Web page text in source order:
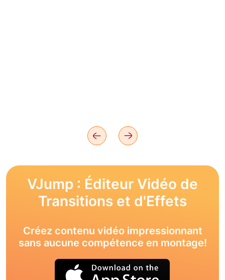
VJump : Éditeur Vidéo de
Transitions et d'Effets
Créez contenu vidéo impressionnant
sans aucune compétence en montage!